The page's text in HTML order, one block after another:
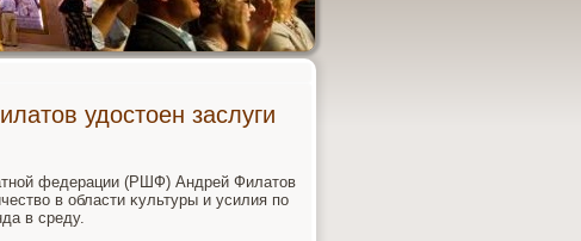
удостоен заслуги
федерации (РШФ) Андрей Филатοв
в области κультуры и усилия по
в среду.